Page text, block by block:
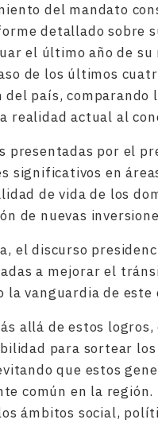
del mandato
detallado sobre
el último año de
de los últimos
país, comparando
realidad actual al
presentadas por el
significativos en
de vida de los
de nuevas
el discurso
a mejorar el
la vanguardia de este
allá de estos
para sortear
que estos
común en la
ámbitos social,